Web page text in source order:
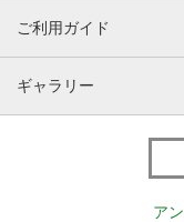
ご利用ガイド
ギャラリー
ア